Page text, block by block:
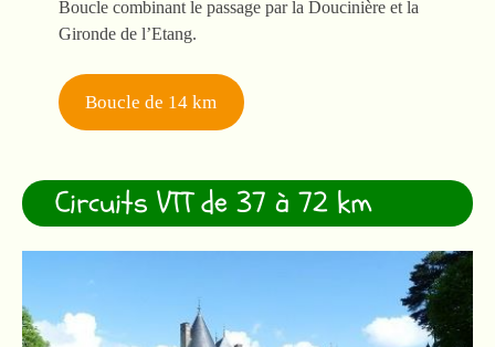
Boucle combinant le passage par la Doucinière et la
Gironde de l’Etang.
Boucle de 14 km
Circuits VTT de 37 à 72 km